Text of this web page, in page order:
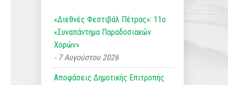
«Διεθνές Φεστιβάλ Πέτρας»: 11ο
«Συναπάντημα Παραδοσιακών
Χορών»
7 Αυγούστου 2026
Αποφάσεις Δημοτικής Επιτροπής